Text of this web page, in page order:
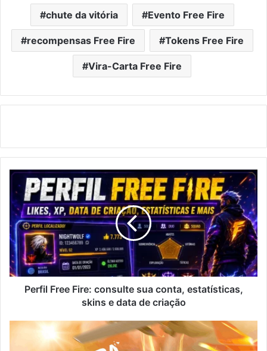
chute da vitória Evento Free Fire
recompensas Free Fire Tokens Free Fire
Vira-Carta Free Fire
Perfil
Free
Fire:
consulte
sua
conta,
estatísticas,
skins
e
Perfil Free Fire: consulte sua conta, estatísticas,
skins e data de criação
Novo